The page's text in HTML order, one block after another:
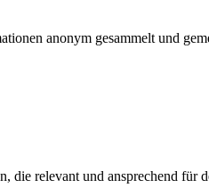
anonym gesammelt und
relevant und ansprechend für